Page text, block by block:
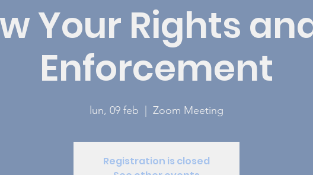
Your Rights
Enforcement
lun, 09 feb Zoom Meeting
Registration is closed